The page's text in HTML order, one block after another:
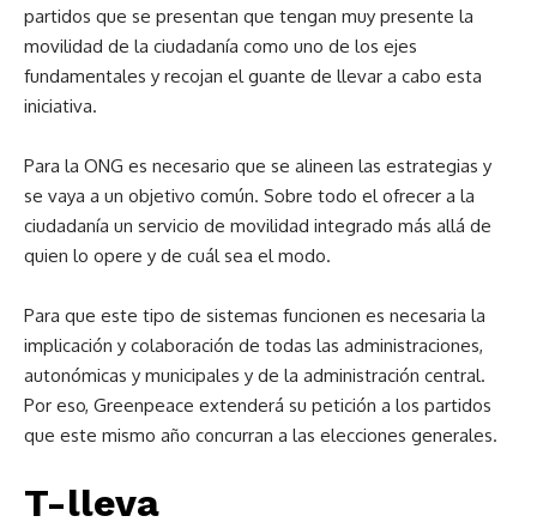
partidos que se presentan que tengan muy presente la
movilidad de la ciudadanía como uno de los ejes
fundamentales y recojan el guante de llevar a cabo esta
iniciativa.
Para la ONG es necesario que se alineen las estrategias y
se vaya a un objetivo común. Sobre todo el ofrecer a la
ciudadanía un servicio de movilidad integrado más allá de
quien lo opere y de cuál sea el modo.
Para que este tipo de sistemas funcionen es necesaria la
implicación y colaboración de todas las administraciones,
autonómicas y municipales y de la administración central.
Por eso, Greenpeace extenderá su petición a los partidos
que este mismo año concurran a las elecciones generales.
T-lleva